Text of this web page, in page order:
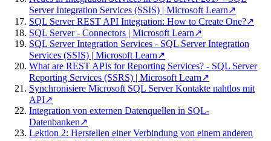
Server Integration Services (SSIS) | Microsoft Learn↗
SQL Server REST API Integration: How to Create One?↗
SQL Server - Connectors | Microsoft Learn↗
SQL Server Integration Services - SQL Server Integration
Services (SSIS) | Microsoft Learn↗
What are REST APIs for Reporting Services? - SQL Server
Reporting Services (SSRS) | Microsoft Learn↗
Synchronisiere Microsoft SQL Server Kontakte nahtlos mit
API↗
Integration von externen Datenquellen in SQL-
Datenbanken↗
Lektion 2: Herstellen einer Verbindung von einem anderen